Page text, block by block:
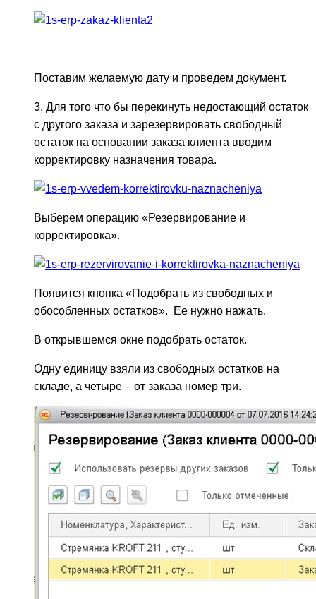
Поставим желаемую дату и проведем документ.
3. Для того что бы перекинуть недостающий остаток
с другого заказа и зарезервировать свободный
остаток на основании заказа клиента вводим
корректировку назначения товара.
Выберем операцию «Резервирование и
корректировка».
Появится кнопка «Подобрать из свободных и
обособленных остатков». Ее нужно нажать.
В открывшемся окне подобрать остаток.
Одну единицу взяли из свободных остатков на
складе, а четыре – от заказа номер три.